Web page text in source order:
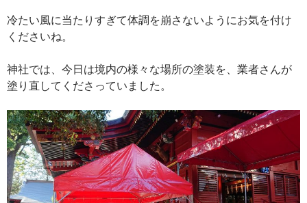
冷たい風に当たりすぎて体調を崩さないようにお気を付け
くださいね。
神社では、今日は境内の様々な場所の塗装を、業者さんが
塗り直してくださっていました。